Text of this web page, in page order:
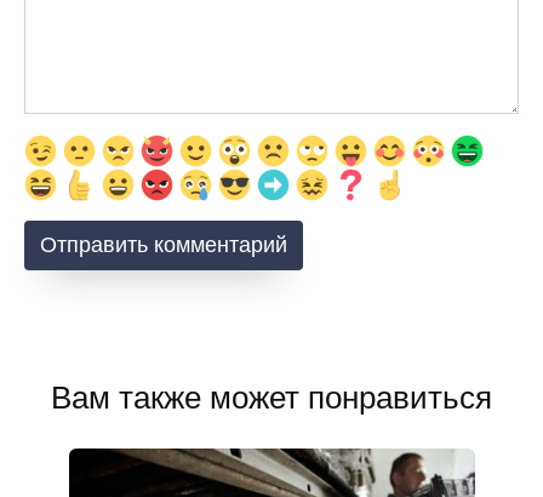
Вам также может понравиться